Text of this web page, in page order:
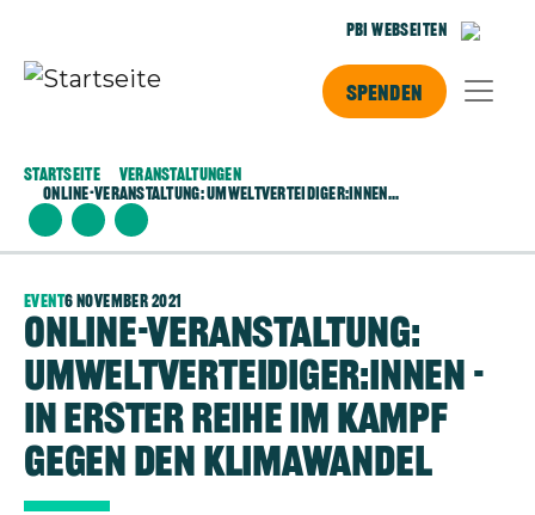
PBI Webseiten
Spenden
Startseite
Veranstaltungen
Online-Veranstaltung: Umweltverteidiger:innen...
Event6 November 2021
Online-Veranstaltung:
Umweltverteidiger:innen -
In erster Reihe im Kampf
gegen den Klimawandel